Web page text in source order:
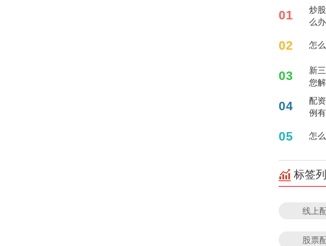
01
炒
么
02 怎
03
新
您
04
配
例
05 怎
标签
线上
股票